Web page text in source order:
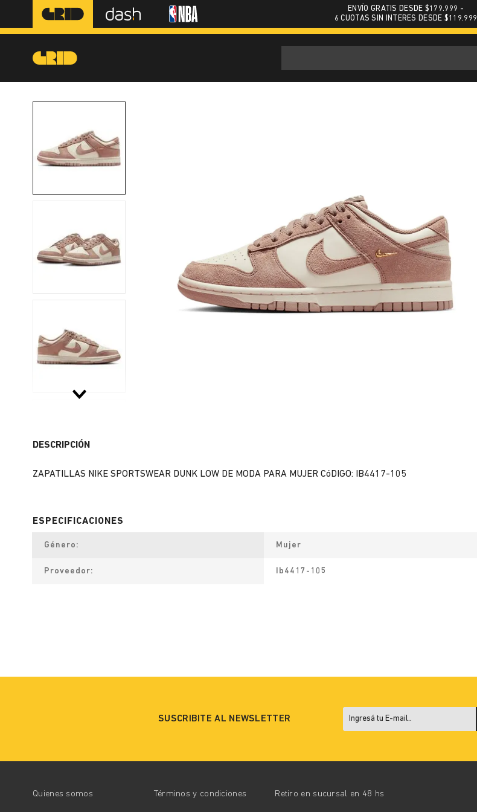
ENVÍO GRATIS DESDE $179.999 -
6 CUOTAS SIN INTERES DESDE $119.999
DESCRIPCIÓN
ZAPATILLAS NIKE SPORTSWEAR DUNK LOW DE MODA PARA MUJER CóDIGO: IB4417-105
Género Mujer
Proveedor Ib4417-105
SUSCRIBITE AL NEWSLETTER
Quienes somos Términos y condiciones Retiro en sucursal en 48 hs